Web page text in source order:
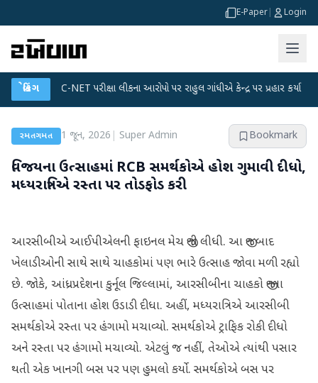
E-Paper Login
બ્રેકિંગ
UGC-NET પરીક્ષા લીકના આરોપો પર રાહુલ ગાંધીએ કેન્દ્ર પર પ્રહાર કર્યા ●
રમતગમત 1 જૂન, 2026 Super Admin Bookmark
વિજયના ઉત્સાહમાં RCB સમર્થકોએ હોશ ગુમાવી દીધો,
મધ્યરાત્રિએ રસ્તા પર તોડફોડ કરી
આરસીબીએ આઈપીએલની ફાઇનલ મેચ જીતી લીધી. આ જીત બાદ
ખેલાડીઓની સાથે સાથે ચાહકોમાં પણ ભારે ઉત્સાહ જોવા મળી રહ્યો
છે. જોકે, આંધ્રપ્રદેશના કુર્નૂલ જિલ્લામાં, આરસીબીના ચાહકો જીતના
ઉત્સાહમાં પોતાના હોશ ઉડાડી દીધા. અહીં, મધ્યરાત્રિએ આરસીબી
સમર્થકોએ રસ્તા પર હંગામો મચાવ્યો. સમર્થકોએ ટ્રાફિક રોકી દીધો
અને રસ્તા પર હંગામો મચાવ્યો. એટલું જ નહીં, તેઓએ ત્યાંથી પસાર
થતી એક ખાનગી બસ પર પણ હુમલો કર્યો. સમર્થકોએ બસ પર